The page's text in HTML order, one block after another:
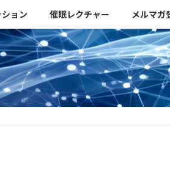
ョン 催眠レクチャー メルマガ